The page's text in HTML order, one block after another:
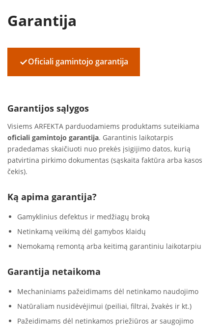
Garantija
✓Oficiali gamintojo garantija
Garantijos sąlygos
Visiems ARFEKTA parduodamiems produktams suteikiama
oficiali gamintojo garantija. Garantinis laikotarpis
pradedamas skaičiuoti nuo prekės įsigijimo datos, kurią
patvirtina pirkimo dokumentas (sąskaita faktūra arba kasos
čekis).
Ką apima garantija?
Gamyklinius defektus ir medžiagų broką
Netinkamą veikimą dėl gamybos klaidų
Nemokamą remontą arba keitimą garantiniu laikotarpiu
Garantija netaikoma
Mechaniniams pažeidimams dėl netinkamo naudojimo
Natūraliam nusidėvėjimui (peiliai, filtrai, žvakės ir kt.)
Pažeidimams dėl netinkamos priežiūros ar saugojimo